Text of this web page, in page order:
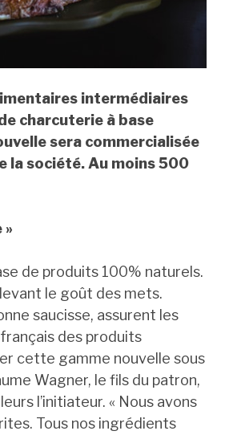
intermédiaires
charcuterie à base
sera commercialisée
la société. Au moins 500
»
de produits 100% naturels.
le goût des mets.
saucisse, assurent les
des produits
cette gamme nouvelle sous
Wagner, le fils du patron,
l’initiateur. « Nous avons
Tous nos ingrédients